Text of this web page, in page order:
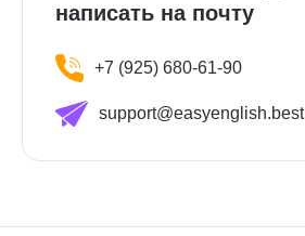
написать на почту
+7 (925) 680-61-90
support@easyenglish.best